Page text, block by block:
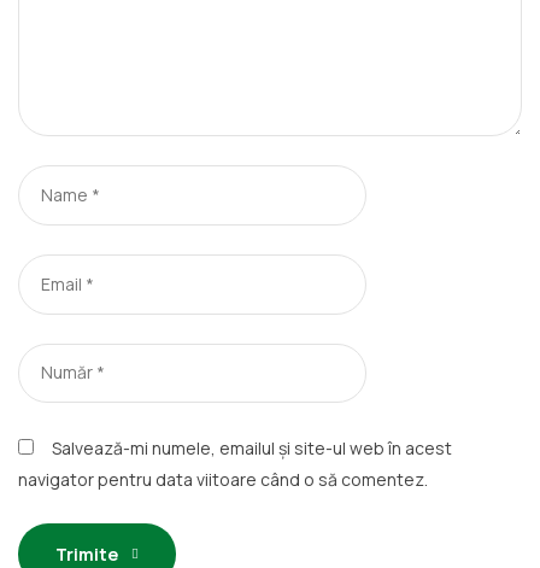
Salvează-mi numele, emailul și site-ul web în acest
navigator pentru data viitoare când o să comentez.
Trimite